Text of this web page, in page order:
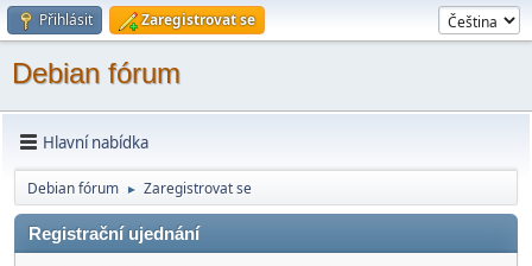
Přihlásit Zaregistrovat se
Debian fórum
Hlavní nabídka
Debian fórum ► Zaregistrovat se
Registrační ujednání